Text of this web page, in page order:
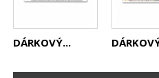
DÁRKOVÝ...